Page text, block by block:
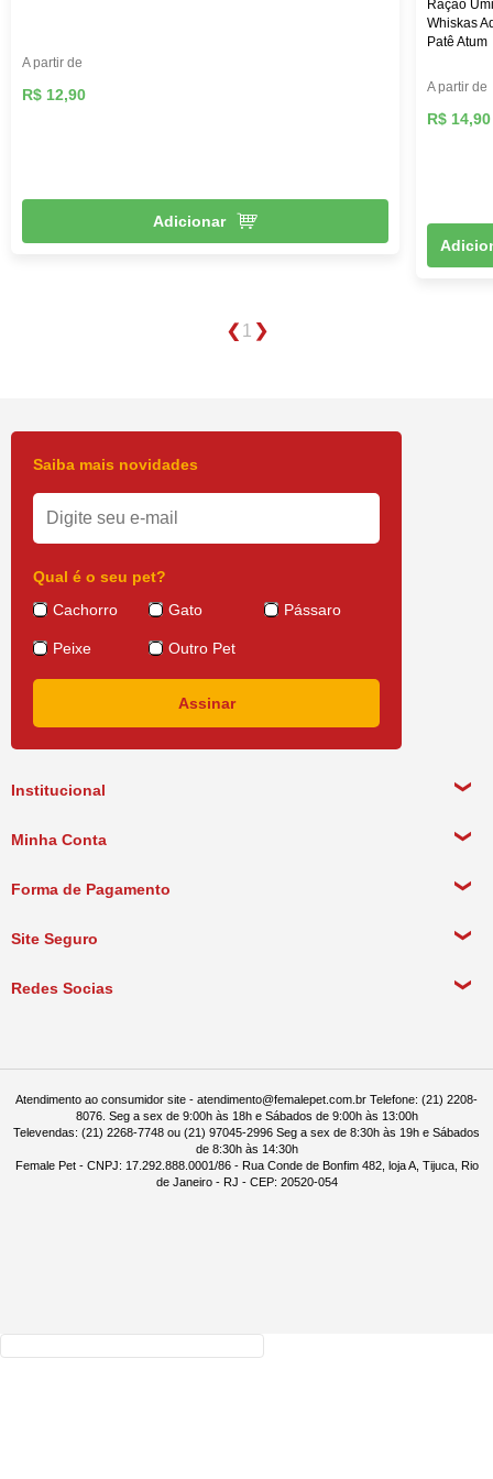
A partir de
R$ 12,90
Adicionar
Ração
Whiskas
Patê Atum
A partir de
R$ 14,90
1
Institucional
Política de Pagamento
Política de Entrega
Minha Conta
Forma de Pagamento
Site Seguro
Redes Socias
Saiba mais novidades
Qual é o seu pet?
Cachorro
Gato Pássaro
Peixe Outro Pet
Atendimento ao consumidor site - atendimento@femalepet.com.br Telefone: (21) 2208-
8076. Seg a sex de 9:00h às 18h e Sábados de 9:00h às 13:00h
Televendas: (21) 2268-7748 ou (21) 97045-2996 Seg a sex de 8:30h às 19h e Sábados
de 8:30h às 14:30h
Female Pet - CNPJ: 17.292.888.0001/86 - Rua Conde de Bonfim 482, loja A, Tijuca, Rio
de Janeiro - RJ - CEP: 20520-054